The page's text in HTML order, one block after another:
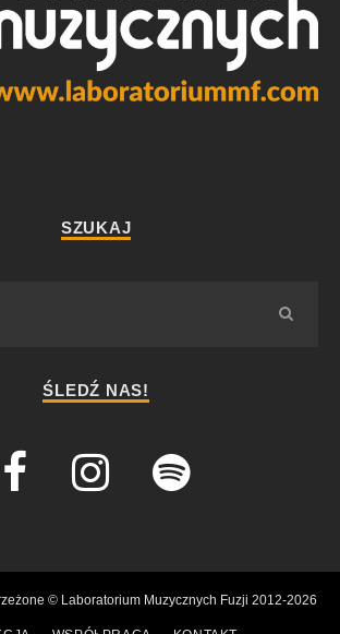
SZUKAJ
ŚLEDŹ NAS!
© Laboratorium Muzycznych Fuzji 2012-2026